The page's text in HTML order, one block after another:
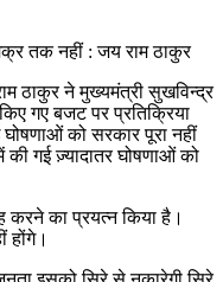
ठाकुर ने मुख्यमंत्री सुखविन्द्र
गए बजट पर प्रतिक्रिया
को सरकार पूरा नहीं
गई ज़्यादातर घोषणाओं को
करने का प्रयत्न किया है।
होंगे।